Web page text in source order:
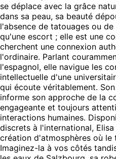
se déplace avec la grâce
dans sa peau, sa beauté
l'absence de tatouages ou
qu'une escort ; elle est une
cherchent une connexion
l'ordinaire. Parlant
l'espagnol, elle navigue les
intellectuelle d'une
qui écoute véritablement.
informe son approche de la
engageante et toujours
interactions humaines.
discrets à l'international,
création d'atmosphères où le
Imaginez-la à vos côtés